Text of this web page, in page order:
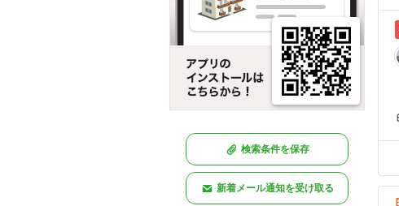
検索条件を保存
新着メール通知を受け取る